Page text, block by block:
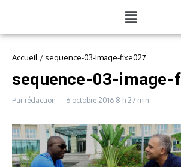
Accueil / sequence-03-image-fixe027
sequence-03-image-
Par rédaction 6 octobre 2016 8 h 27 min